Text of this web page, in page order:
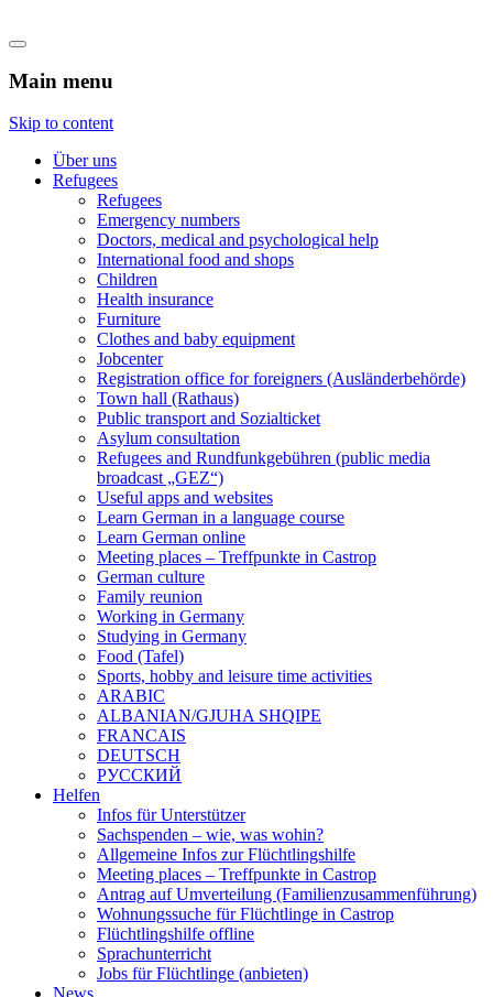
Main menu
Skip to content
Über uns
Refugees
Refugees
Emergency numbers
Doctors, medical and psychological help
International food and shops
Children
Health insurance
Furniture
Clothes and baby equipment
Jobcenter
Registration office for foreigners (Ausländerbehörde)
Town hall (Rathaus)
Public transport and Sozialticket
Asylum consultation
Refugees and Rundfunkgebühren (public media
broadcast „GEZ“)
Useful apps and websites
Learn German in a language course
Learn German online
Meeting places – Treffpunkte in Castrop
German culture
Family reunion
Working in Germany
Studying in Germany
Food (Tafel)
Sports, hobby and leisure time activities
ARABIC
ALBANIAN/GJUHA SHQIPE
FRANCAIS
DEUTSCH
PУССКИЙ
Helfen
Infos für Unterstützer
Sachspenden – wie, was wohin?
Allgemeine Infos zur Flüchtlingshilfe
Meeting places – Treffpunkte in Castrop
Antrag auf Umverteilung (Familienzusammenführung)
Wohnungssuche für Flüchtlinge in Castrop
Flüchtlingshilfe offline
Sprachunterricht
Jobs für Flüchtlinge (anbieten)